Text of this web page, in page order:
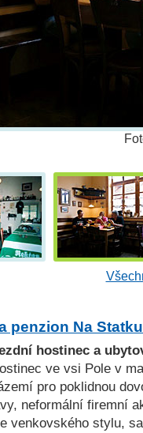
penzion Na Statku
hostinec a
ve vsi Pole v
pro poklidnou
neformální firemní
venkovského stylu,